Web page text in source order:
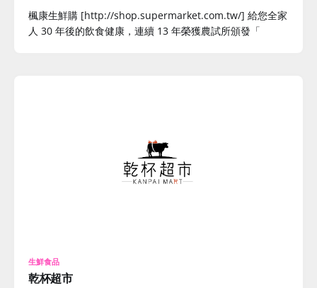
楓康生鮮購 [http://shop.supermarket.com.tw/] 給您全家
人 30 年後的飲食健康，連續 13 年榮獲農試所頒發「
生鮮食品
乾杯超市